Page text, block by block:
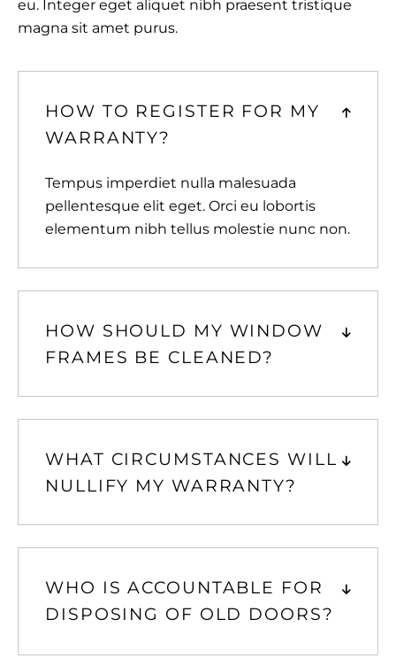
eu. Integer eget aliquet nibh praesent tristique
magna sit amet purus.
HOW TO REGISTER FOR MY
WARRANTY?
Tempus imperdiet nulla malesuada
pellentesque elit eget. Orci eu lobortis
elementum nibh tellus molestie nunc non.
HOW SHOULD MY WINDOW
FRAMES BE CLEANED?
WHAT CIRCUMSTANCES WILL
NULLIFY MY WARRANTY?
WHO IS ACCOUNTABLE FOR
DISPOSING OF OLD DOORS?